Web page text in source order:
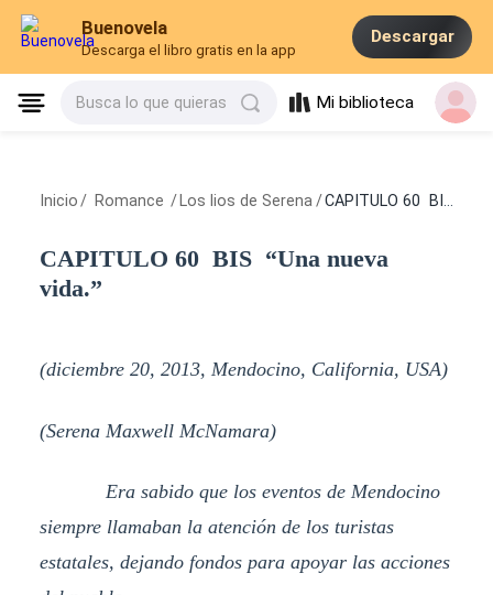
Buenovela
Descarga el libro gratis en la app
Descargar
Busca lo que quieras Mi biblioteca
Inicio / Romance / Los lios de Serena /CAPITULO 60 BIS “Una nueva vida.”
CAPITULO 60 BIS “Una nueva
vida.”
(diciembre 20, 2013, Mendocino, California, USA)
(Serena Maxwell McNamara)
Era sabido que los eventos de Mendocino
siempre llamaban la atención de los turistas
estatales, dejando fondos para apoyar las acciones